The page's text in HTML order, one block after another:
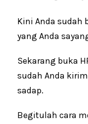
Kini Anda sudah
yang Anda
Sekarang buka
sudah Anda
sadap.
Begitulah cara